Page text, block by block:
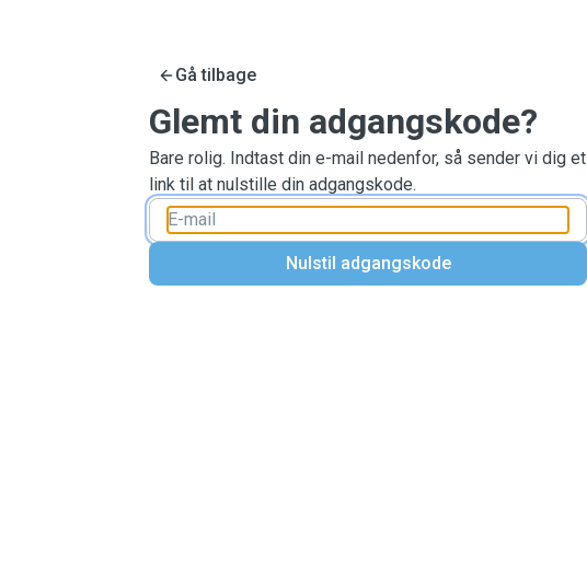
Gå tilbage
Glemt din adgangskode?
Bare rolig. Indtast din e-mail nedenfor, så sender vi dig et
link til at nulstille din adgangskode.
Nulstil adgangskode